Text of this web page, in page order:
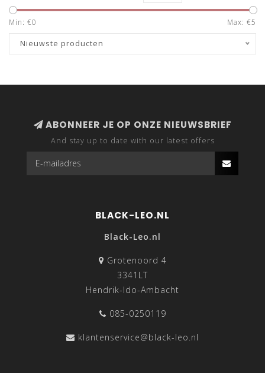
Min: €0 Max: €5
Nieuwste producten
ABONNEER JE OP ONZE NIEUWSBRIEF
And stay up to date with our latest offers
BLACK-LEO.NL
Black-Leo.nl
Grotenoord 4
3341LT
Hendrik-Ido-Ambacht
085-0250119
klantenservice@black-leo.nl